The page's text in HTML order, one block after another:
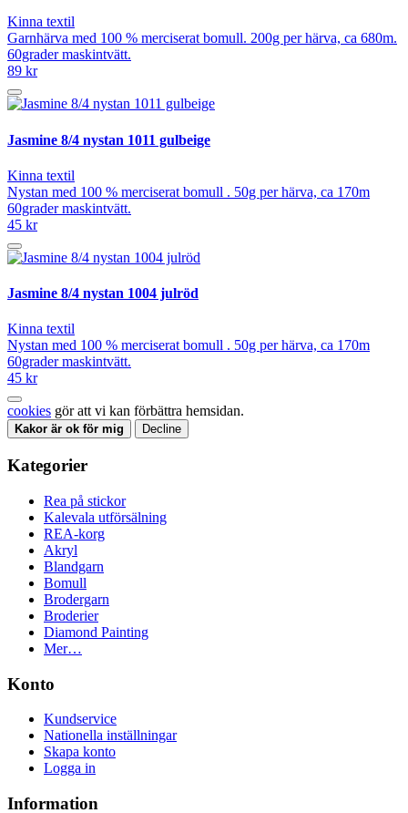
Kinna textil
Garnhärva med 100 % merciserat bomull. 200g per härva, ca 680m.
60grader maskintvätt.
89 kr
Jasmine 8/4 nystan 1011 gulbeige
Kinna textil
Nystan med 100 % merciserat bomull . 50g per härva, ca 170m
60grader maskintvätt.
45 kr
Jasmine 8/4 nystan 1004 julröd
Kinna textil
Nystan med 100 % merciserat bomull . 50g per härva, ca 170m
60grader maskintvätt.
45 kr
cookies gör att vi kan förbättra hemsidan.
Kakor är ok för mig Decline
Kategorier
Rea på stickor
Kalevala utförsälning
REA-korg
Akryl
Blandgarn
Bomull
Brodergarn
Broderier
Diamond Painting
Mer…
Konto
Kundservice
Nationella inställningar
Skapa konto
Logga in
Information